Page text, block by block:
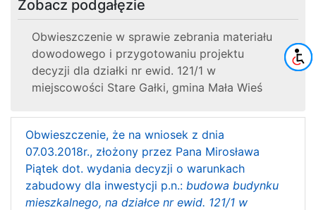
Zobacz podgałęzie
Obwieszczenie w sprawie zebrania materiału
dowodowego i przygotowaniu projektu
decyzji dla działki nr ewid. 121/1 w
miejscowości Stare Gałki, gmina Mała Wieś
Obwieszczenie, że na wniosek z dnia
07.03.2018r., złożony przez Pana Mirosława
Piątek dot. wydania decyzji o warunkach
zabudowy dla inwestycji p.n.: budowa budynku
mieszkalnego, na działce nr ewid. 121/1 w